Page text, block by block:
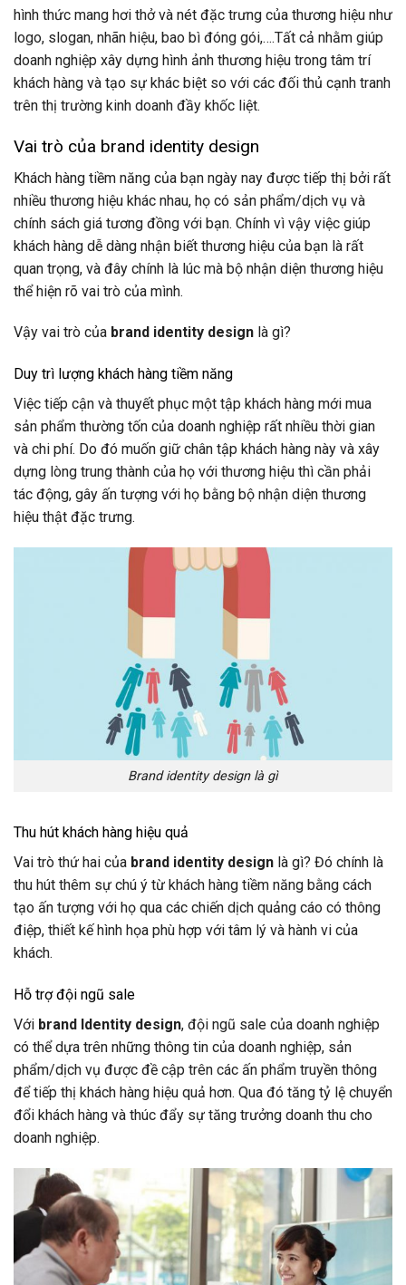
hình thức mang hơi thở và nét đặc trưng của thương hiệu như
logo, slogan, nhãn hiệu, bao bì đóng gói,….Tất cả nhằm giúp
doanh nghiệp xây dựng hình ảnh thương hiệu trong tâm trí
khách hàng và tạo sự khác biệt so với các đối thủ cạnh tranh
trên thị trường kinh doanh đầy khốc liệt.
Vai trò của brand identity design
Khách hàng tiềm năng của bạn ngày nay được tiếp thị bởi rất
nhiều thương hiệu khác nhau, họ có sản phẩm/dịch vụ và
chính sách giá tương đồng với bạn. Chính vì vậy việc giúp
khách hàng dễ dàng nhận biết thương hiệu của bạn là rất
quan trọng, và đây chính là lúc mà bộ nhận diện thương hiệu
thể hiện rõ vai trò của mình.
Vậy vai trò của brand identity design là gì?
Duy trì lượng khách hàng tiềm năng
Việc tiếp cận và thuyết phục một tập khách hàng mới mua
sản phẩm thường tốn của doanh nghiệp rất nhiều thời gian
và chi phí. Do đó muốn giữ chân tập khách hàng này và xây
dựng lòng trung thành của họ với thương hiệu thì cần phải
tác động, gây ấn tượng với họ bằng bộ nhận diện thương
hiệu thật đặc trưng.
Brand identity design là gì
Thu hút khách hàng hiệu quả
Vai trò thứ hai của brand identity design là gì? Đó chính là
thu hút thêm sự chú ý từ khách hàng tiềm năng bằng cách
tạo ấn tượng với họ qua các chiến dịch quảng cáo có thông
điệp, thiết kế hình họa phù hợp với tâm lý và hành vi của
khách.
Hỗ trợ đội ngũ sale
Với brand Identity design, đội ngũ sale của doanh nghiệp
có thể dựa trên những thông tin của doanh nghiệp, sản
phẩm/dịch vụ được đề cập trên các ấn phẩm truyền thông
để tiếp thị khách hàng hiệu quả hơn. Qua đó tăng tỷ lệ chuyển
đổi khách hàng và thúc đẩy sự tăng trưởng doanh thu cho
doanh nghiệp.